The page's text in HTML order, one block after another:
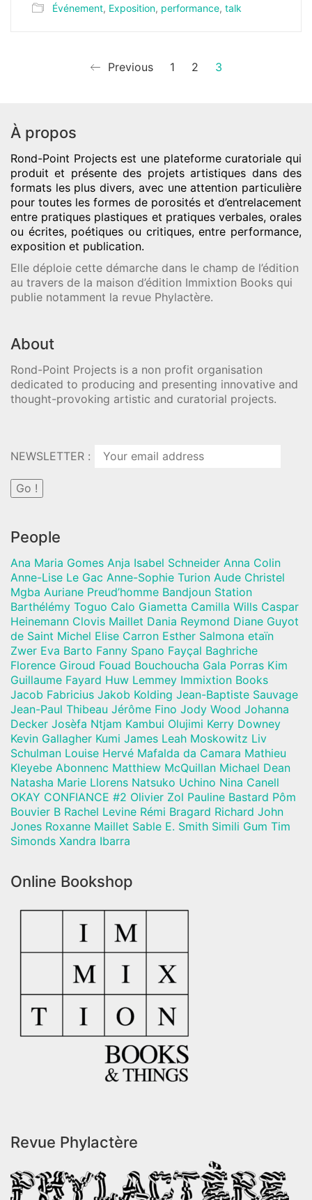
Événement, Exposition, performance, talk
Previous 1 2 3
À propos
Rond-Point Projectsest une plateforme curatoriale qui
produit et présente des projets artistiques dans des
formats les plus divers, avec une attention particulière
pour toutes les formes de porosités et d’entrelacement
entre pratiques plastiques et pratiques verbales, orales
ou écrites, poétiques ou critiques, entre performance,
exposition et publication.
Elle déploie cette démarche dans le champ de l’édition
au travers de la maison d’édition Immixtion Books qui
publie notamment la revue Phylactère.
About
Rond-Point Projects is a non profit organisation
dedicated to producing and presenting innovative and
thought-provoking artistic and curatorial projects.
NEWSLETTER :
People
Ana Maria Gomes Anja Isabel Schneider Anna Colin
Anne-Lise Le Gac Anne-Sophie Turion Aude Christel
Mgba Auriane Preud’homme Bandjoun Station
Barthélémy Toguo Calo Giametta Camilla Wills Caspar
Heinemann Clovis Maillet Dania Reymond Diane Guyot
de Saint Michel Elise Carron Esther Salmona etaïn
Zwer Eva Barto Fanny Spano Fayçal Baghriche
Florence Giroud Fouad Bouchoucha Gala Porras Kim
Guillaume Fayard Huw Lemmey Immixtion Books
Jacob Fabricius Jakob Kolding Jean-Baptiste Sauvage
Jean-Paul Thibeau Jérôme Fino Jody Wood Johanna
Decker Josèfa Ntjam Kambui Olujimi Kerry Downey
Kevin Gallagher Kumi James Leah Moskowitz Liv
Schulman Louise Hervé Mafalda da Camara Mathieu
Kleyebe Abonnenc Matthiew McQuillan Michael Dean
Natasha Marie Llorens Natsuko Uchino Nina Canell
OKAY CONFIANCE #2 Olivier Zol Pauline Bastard Pôm
Bouvier B Rachel Levine Rémi Bragard Richard John
Jones Roxanne Maillet Sable E. Smith Simili Gum Tim
Simonds Xandra Ibarra
Online Bookshop
Revue Phylactère